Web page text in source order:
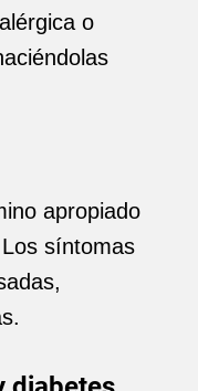
o
apropiado
síntomas